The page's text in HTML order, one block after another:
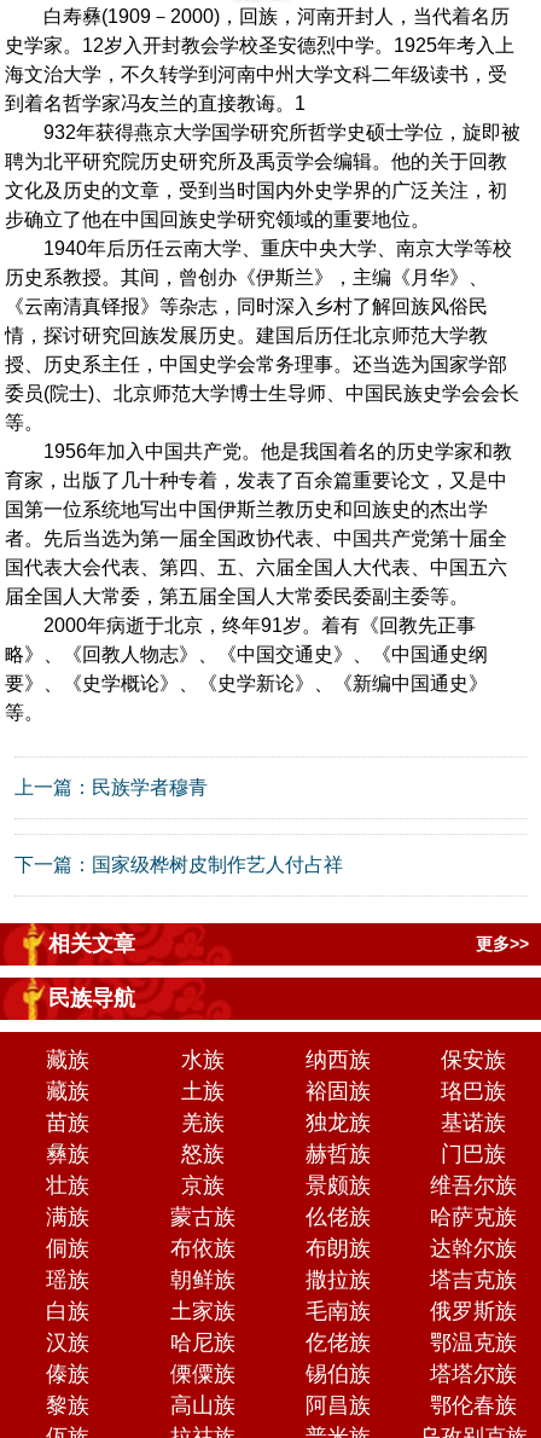
白寿彝(1909－2000)，回族，河南开封人，当代着名历
史学家。12岁入开封教会学校圣安德烈中学。1925年考入上
海文治大学，不久转学到河南中州大学文科二年级读书，受
到着名哲学家冯友兰的直接教诲。1
932年获得燕京大学国学研究所哲学史硕士学位，旋即被
聘为北平研究院历史研究所及禹贡学会编辑。他的关于回教
文化及历史的文章，受到当时国内外史学界的广泛关注，初
步确立了他在中国回族史学研究领域的重要地位。
1940年后历任云南大学、重庆中央大学、南京大学等校
历史系教授。其间，曾创办《伊斯兰》，主编《月华》、
《云南清真铎报》等杂志，同时深入乡村了解回族风俗民
情，探讨研究回族发展历史。建国后历任北京师范大学教
授、历史系主任，中国史学会常务理事。还当选为国家学部
委员(院士)、北京师范大学博士生导师、中国民族史学会会长
等。
1956年加入中国共产党。他是我国着名的历史学家和教
育家，出版了几十种专着，发表了百余篇重要论文，又是中
国第一位系统地写出中国伊斯兰教历史和回族史的杰出学
者。先后当选为第一届全国政协代表、中国共产党第十届全
国代表大会代表、第四、五、六届全国人大代表、中国五六
届全国人大常委，第五届全国人大常委民委副主委等。
2000年病逝于北京，终年91岁。着有《回教先正事
略》、《回教人物志》、《中国交通史》、《中国通史纲
要》、《史学概论》、《史学新论》、《新编中国通史》
等。
上一篇： 民族学者穆青
下一篇： 国家级桦树皮制作艺人付占祥
更多>>
相关文章
民族导航
藏族 水族 纳西族
保安族
藏族
土族 裕固族
珞巴族
苗族
羌族 独龙族
基诺族
彝族
怒族 赫哲族
门巴族
壮族
京族 景颇族
维吾尔族
满族
蒙古族 仫佬族
哈萨克族
侗族
布依族 布朗族
达斡尔族
瑶族
朝鲜族 撒拉族
塔吉克族
白族
土家族 毛南族
俄罗斯族
汉族
哈尼族 仡佬族
鄂温克族
傣族
傈僳族 锡伯族
塔塔尔族
黎族
高山族 阿昌族
鄂伦春族